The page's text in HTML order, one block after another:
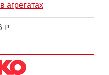
агрегатах
i